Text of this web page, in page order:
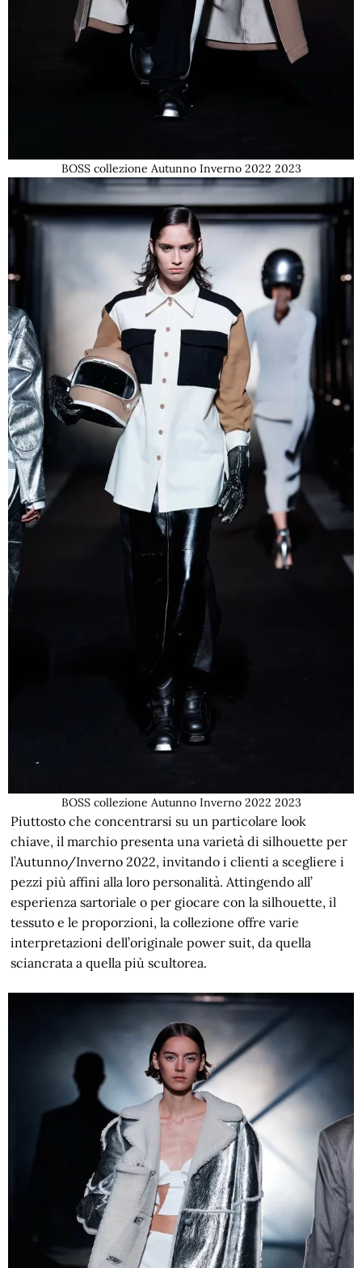
BOSS collezione Autunno Inverno 2022 2023
BOSS collezione Autunno Inverno 2022 2023
Piuttosto che concentrarsi su un particolare look
chiave, il marchio presenta una varietà di silhouette per
l’Autunno/Inverno 2022, invitando i clienti a scegliere i
pezzi più affini alla loro personalità. Attingendo all’
esperienza sartoriale o per giocare con la silhouette, il
tessuto e le proporzioni, la collezione offre varie
interpretazioni dell’originale power suit, da quella
sciancrata a quella più scultorea.